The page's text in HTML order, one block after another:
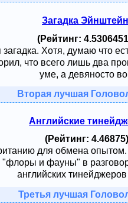
Загадка
(Рейтинг:
Хотя, думаю что
что всего лишь два
уме, а девяносто
Вторая лучшая
Английские
(Рейтинг: 4.46875)
для обмена
"флоры и фауны" в
английских тинейджеров
Третья лучшая